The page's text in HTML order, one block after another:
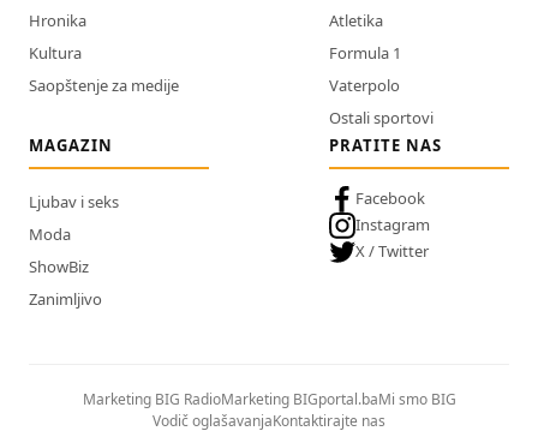
Hronika
Kultura
Saopštenje za medije
Atletika
Formula 1
Vaterpolo
Ostali sportovi
MAGAZIN
Ljubav i seks
Moda
ShowBiz
Zanimljivo
PRATITE NAS
Facebook
Instagram
X / Twitter
Marketing BIG RadioMarketing BIGportal.baMi smo BIG
Vodič oglašavanjaKontaktirajte nas